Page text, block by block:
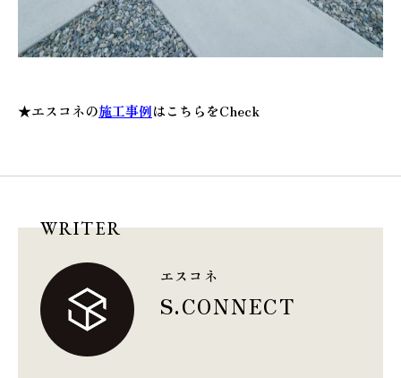
★エスコネの施工事例はこちらをCheck
WRITER
エスコネ
S.CONNECT